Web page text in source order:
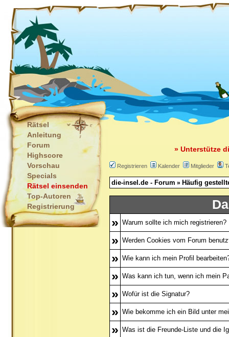
Rätsel
Anleitung
Forum
Highscore
Vorschau
Specials
Rätsel einsenden
Top-Autoren
Registrierung
» Unterstütze
Registrieren Kalender Mitglieder
die-insel.de - Forum » Häufig
» Warum sollte ich mich registrieren?
» Werden Cookies vom Forum
» Wie kann ich mein Profil
» Was kann ich tun, wenn ich mein
» Wofür ist die Signatur?
» Wie bekomme ich ein Bild unter
» Was ist die Freunde-Liste und die